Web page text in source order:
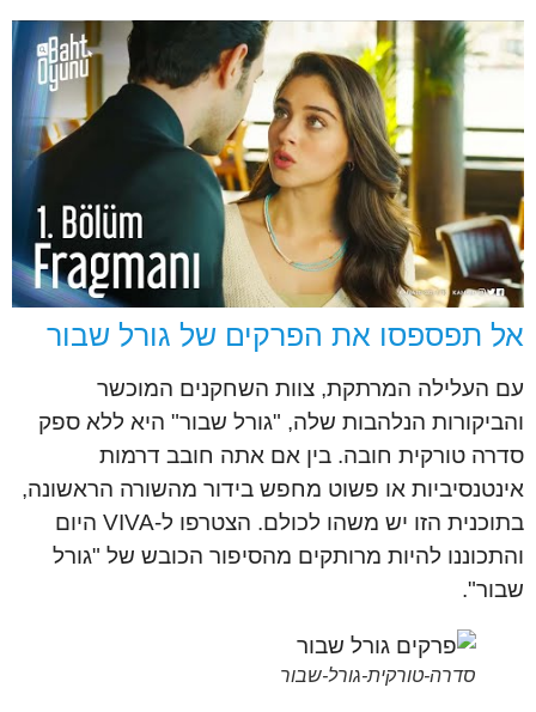
אל תפספסו את הפרקים של גורל שבור
עם העלילה המרתקת, צוות השחקנים המוכשר
והביקורות הנלהבות שלה, "גורל שבור" היא ללא ספק
סדרה טורקית חובה. בין אם אתה חובב דרמות
אינטנסיביות או פשוט מחפש בידור מהשורה הראשונה,
בתוכנית הזו יש משהו לכולם. הצטרפו ל-VIVA היום
והתכוננו להיות מרותקים מהסיפור הכובש של "גורל
שבור".
סדרה-טורקית-גורל-שבור